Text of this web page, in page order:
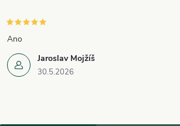
Jaroslav Mojžíš
30.5.2026
Ano